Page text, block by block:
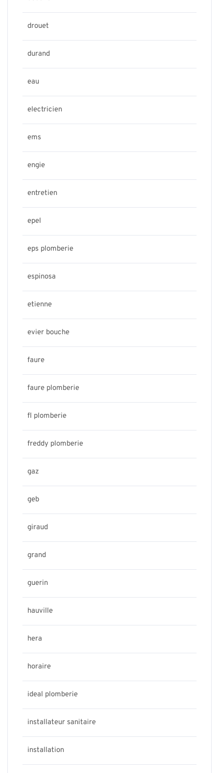
drouet
durand
eau
electricien
ems
engie
entretien
epel
eps plomberie
espinosa
etienne
evier bouche
faure
faure plomberie
fl plomberie
freddy plomberie
gaz
geb
giraud
grand
guerin
hauville
hera
horaire
ideal plomberie
installateur sanitaire
installation